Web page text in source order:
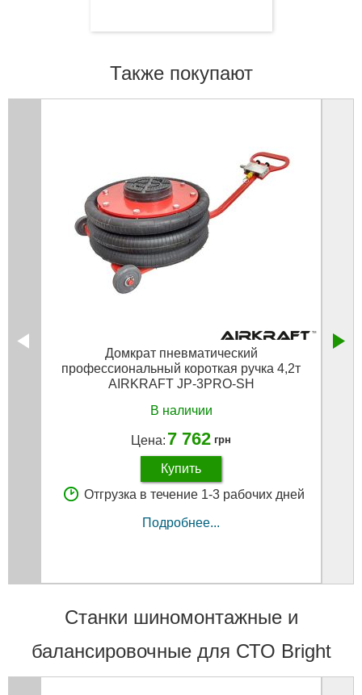
Также покупают
Домкрат пневматический
профессиональный короткая ручка 4,2т
AIRKRAFT JP-3PRO-SH
В наличии
Цена: 7 762 грн
Купить
Отгрузка в течение 1-3 рабочих дней
Подробнее...
Станки шиномонтажные и
балансировочные для СТО Bright